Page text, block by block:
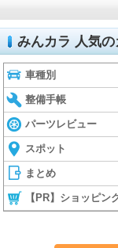
みんカラ 人気の
車種別
整備手帳
パーツレビュー
スポット
まとめ
【PR】ショッピン